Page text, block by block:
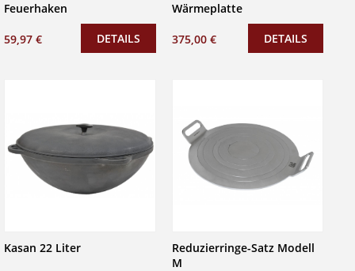
Feuerhaken
59,97 € DETAILS
Wärmeplatte
375,00 € DETAILS
Kasan 22 Liter
Reduzierringe-Satz Modell
M